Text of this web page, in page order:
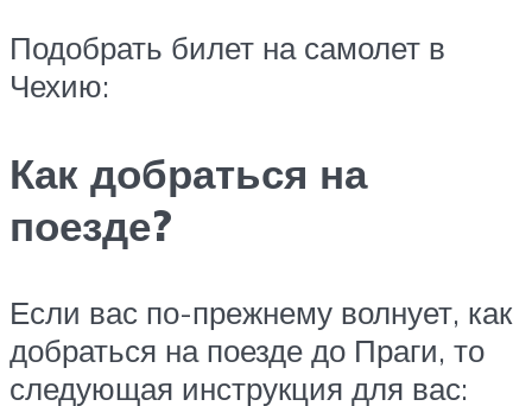
Подобрать билет на самолет в
Чехию:
Как добраться на
поезде?
Если вас по-прежнему волнует, как
добраться на поезде до Праги, то
следующая инструкция для вас: